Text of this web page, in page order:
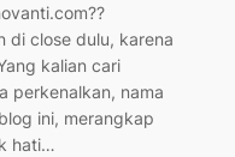
di close dulu, karena
kalian cari
perkenalkan, nama
ini, merangkap
hati…